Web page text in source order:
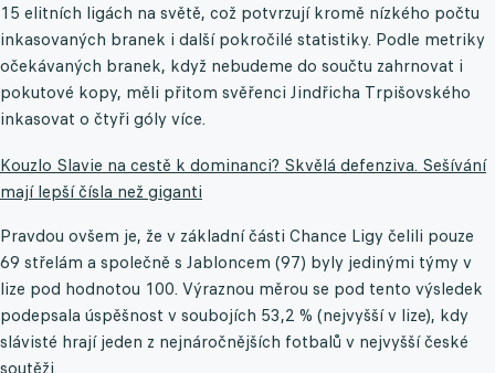
15 elitních ligách na světě, což potvrzují kromě nízkého počtu
inkasovaných branek i další pokročilé statistiky. Podle metriky
očekávaných branek, když nebudeme do součtu zahrnovat i
pokutové kopy, měli přitom svěřenci Jindřicha Trpišovského
inkasovat o čtyři góly více.
Kouzlo Slavie na cestě k dominanci? Skvělá defenziva. Sešívání
mají lepší čísla než giganti
Pravdou ovšem je, že v základní části Chance Ligy čelili pouze
69 střelám a společně s Jabloncem (97) byly jedinými týmy v
lize pod hodnotou 100. Výraznou měrou se pod tento výsledek
podepsala úspěšnost v soubojích 53,2 % (nejvyšší v lize), kdy
slávisté hrají jeden z nejnáročnějších fotbalů v nejvyšší české
soutěži.